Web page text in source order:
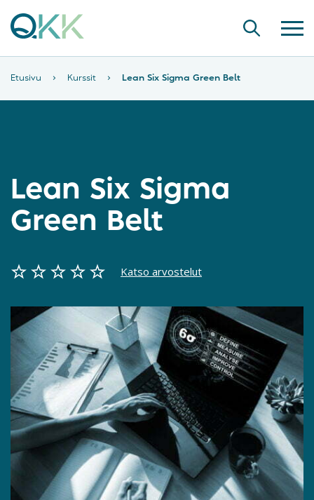
Etusivu › Kurssit › Lean Six Sigma Green Belt
Lean Six Sigma
Green Belt
Katso arvostelut